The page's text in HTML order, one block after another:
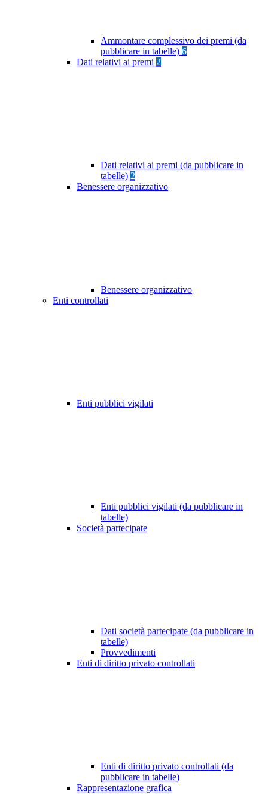
Ammontare complessivo dei premi (da
pubblicare in tabelle) 6
Dati relativi ai premi 2
Dati relativi ai premi (da pubblicare in
tabelle) 2
Benessere organizzativo
Benessere organizzativo
Enti controllati
Enti pubblici vigilati
Enti pubblici vigilati (da pubblicare in
tabelle)
Società partecipate
Dati società partecipate (da pubblicare in
tabelle)
Provvedimenti
Enti di diritto privato controllati
Enti di diritto privato controllati (da
pubblicare in tabelle)
Rappresentazione grafica